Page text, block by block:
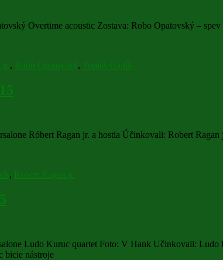
Overtime acoustic Zostava: Robo Opatovský –
jr. , Robo Opatovský, Tomáš Gajlík
Róbert Ragan jr. a hostia Účinkovali: Robert
, Robert Ragan jr.
Ludo Kuruc quartet Foto: V Hank Učinkovali:
bicie nástroje